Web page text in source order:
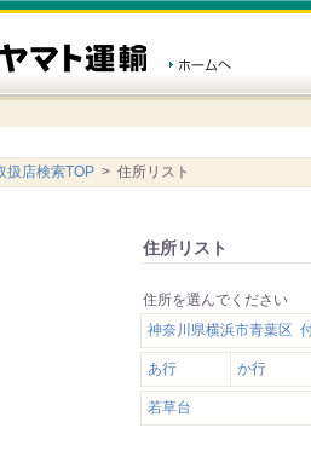
扱店検索TOP > 住所リスト
住所リスト
住所を選んでください
神奈川県横浜市青葉区
あ行 か行
若草台